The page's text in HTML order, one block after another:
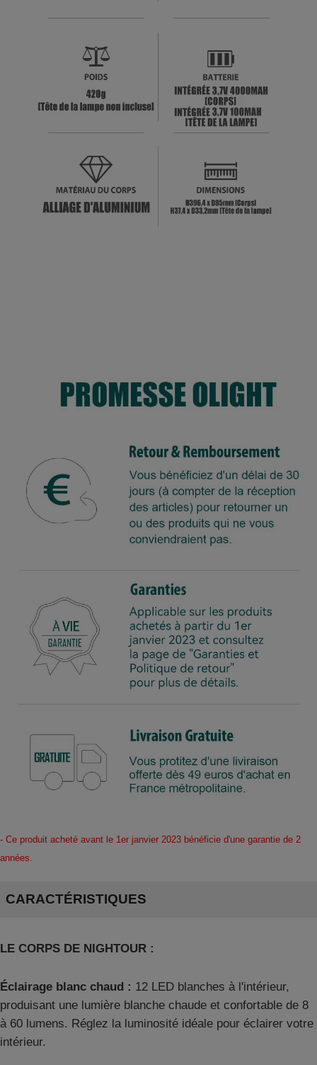
- Ce produit acheté avant le 1er janvier 2023 bénéficie d'une garantie de 2
années.
CARACTÉRISTIQUES
LE CORPS DE NIGHTOUR :
Éclairage blanc chaud : 12 LED blanches à l'intérieur,
produisant une lumière blanche chaude et confortable de 8
à 60 lumens. Réglez la luminosité idéale pour éclairer votre
intérieur.